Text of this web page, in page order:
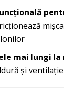
mai lungi la
și ventilație